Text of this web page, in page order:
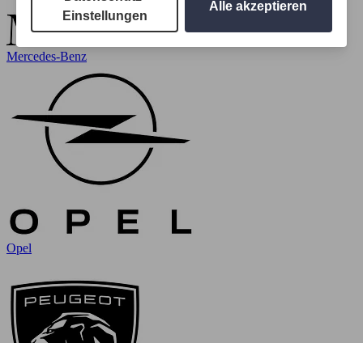
Mercedes-Benz
Opel
Einstellungen
Alle akzeptieren